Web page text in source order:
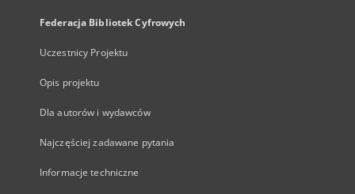
Federacja Bibliotek Cyfrowych
Uczestnicy Projektu
Opis projektu
Dla autorów i wydawców
Najczęściej zadawane pytania
Informacje techniczne